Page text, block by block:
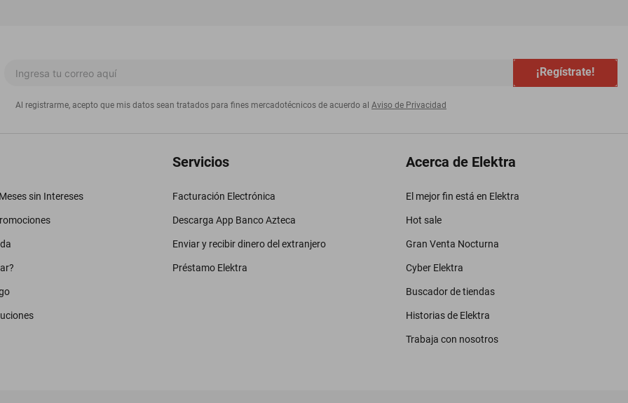
¡Regístrate!
Al registrarme, acepto que mis datos sean tratados para fines mercadotécnicos de acuerdo al Aviso de Privacidad
sin Intereses
Servicios
Facturación Electrónica
Descarga App Banco Azteca
Enviar y recibir dinero del extranjero
Préstamo Elektra
Acerca de Elektra
El mejor fin está en Elektra
Hot sale
Gran Venta Nocturna
Cyber Elektra
Buscador de tiendas
Historias de Elektra
Trabaja con nosotros